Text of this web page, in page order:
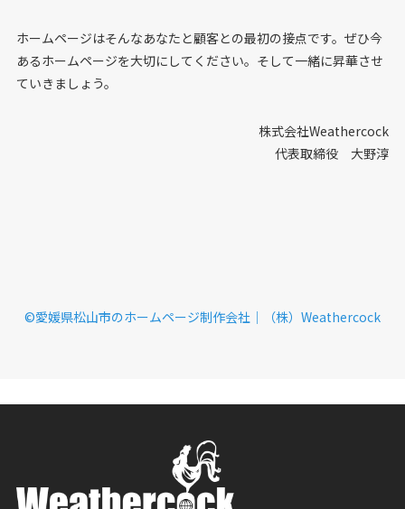
ホームページはそんなあなたと顧客との最初の接点です。ぜひ今
あるホームページを大切にしてください。そして一緒に昇華させ
ていきましょう。
株式会社Weathercock
代表取締役 大野淳
©︎愛媛県松山市のホームページ制作会社｜（株）Weathercock